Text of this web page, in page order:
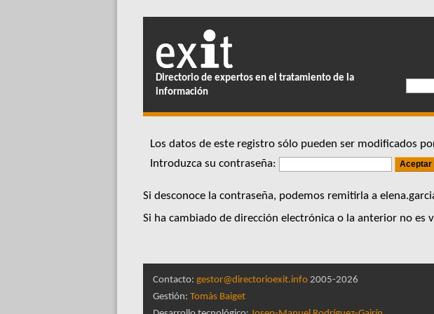
Directorio de expertos en el tratamiento de la
información
Los datos de este registro sólo pueden ser modificados
Introduzca su contraseña:
Si desconoce la contraseña, podemos remitirla a
Si ha cambiado de dirección electrónica o la anterior no es
Contacto: gestor@directorioexit.info 2005-2026
Gestión: Tomàs Baiget